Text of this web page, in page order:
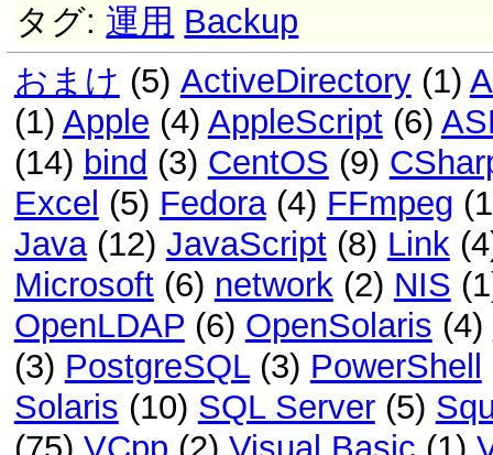
タグ: 運用 Backup
おまけ (5) ActiveDirectory(1)
(1) Apple (4) AppleScript(6)
(14) bind (3) CentOS (9)
Excel (5) Fedora(4) FFmpeg
Java(12) JavaScript(8) Link
Microsoft(6) network (2) NIS
OpenLDAP (6) OpenSolaris (4)
(3) PostgreSQL(3) PowerShell
Solaris (10) SQL Server(5)